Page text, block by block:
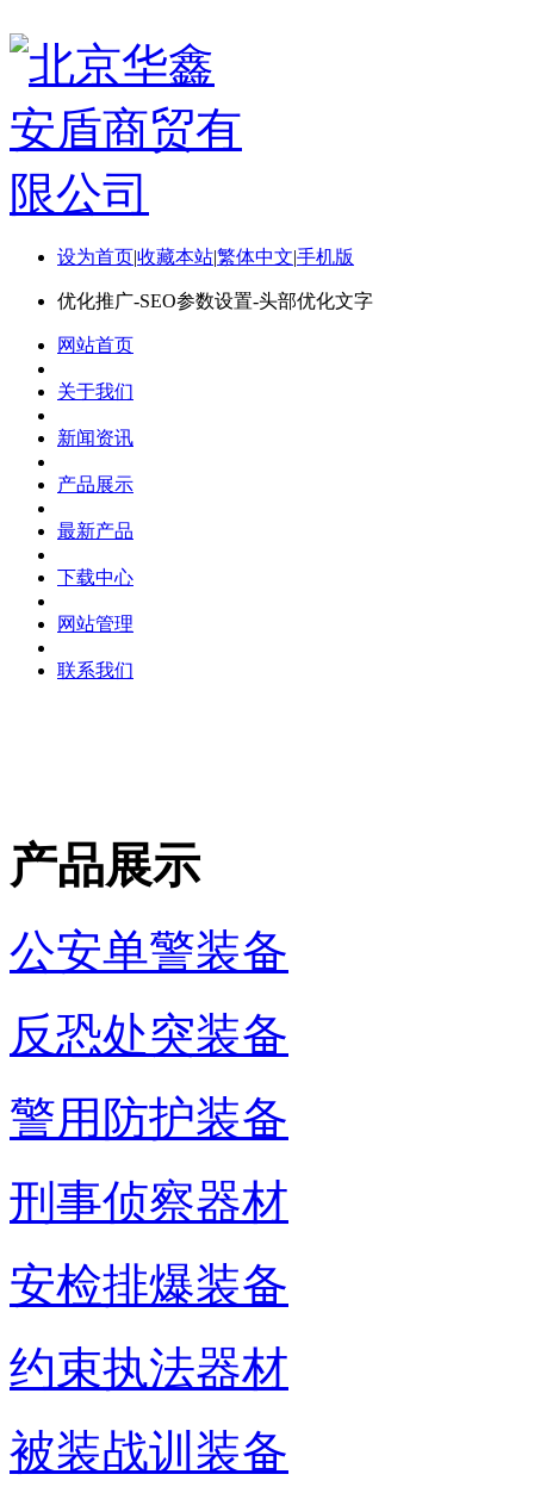
设为首页|收藏本站|繁体中文|手机版
优化推广-SEO参数设置-头部优化文字
网站首页
关于我们
新闻资讯
产品展示
最新产品
下载中心
网站管理
联系我们
产品展示
公安单警装备
反恐处突装备
警用防护装备
刑事侦察器材
安检排爆装备
约束执法器材
被装战训装备